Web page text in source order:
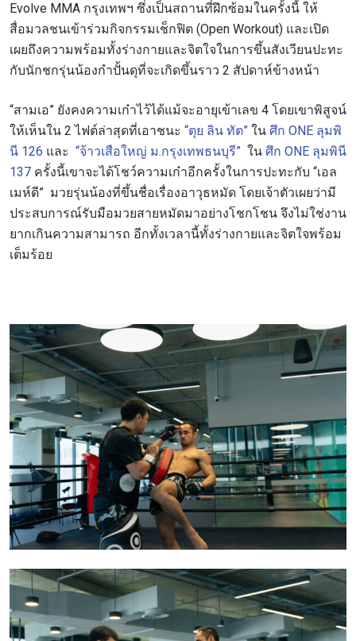
Evolve MMA กรุงเทพฯ ซึ่งเป็นสถานที่ฝึกซ้อมในครั้งนี้ ให้
สื่อมวลชนเข้าร่วมกิจกรรมเช็กฟิต (Open Workout) และเปิด
เผยถึงความพร้อมทั้งร่างกายและจิตใจในการขึ้นสังเวียนปะทะ
กับนักชกรุ่นน้องกำปั้นดุที่จะเกิดขึ้นราว 2 สัปดาห์ข้างหน้า
“สามเอ” ยังคงความเก๋าไว้ได้แม้จะอายุเข้าเลข 4 โดยเขาพิสูจน์
ให้เห็นใน 2 ไฟต์ล่าสุดที่เอาชนะ “ตุย ลิน ทัต” ใน ศึก ONE ลุมพิ
นี 126 และ “จ้าวเสือใหญ่ ม.กรุงเทพธนบุรี” ใน ศึก ONE ลุมพินี
137 ครั้งนี้เขาจะได้โชว์ความเก๋าอีกครั้งในการปะทะกับ “เอล
เมห์ดี” มวยรุ่นน้องที่ขึ้นชื่อเรื่องอาวุธหมัด โดยเจ้าตัวเผยว่ามี
ประสบการณ์รับมือมวยสายหมัดมาอย่างโชกโชน จึงไม่ใช่งาน
ยากเกินความสามารถ อีกทั้งเวลานี้ทั้งร่างกายและจิตใจพร้อม
เต็มร้อย